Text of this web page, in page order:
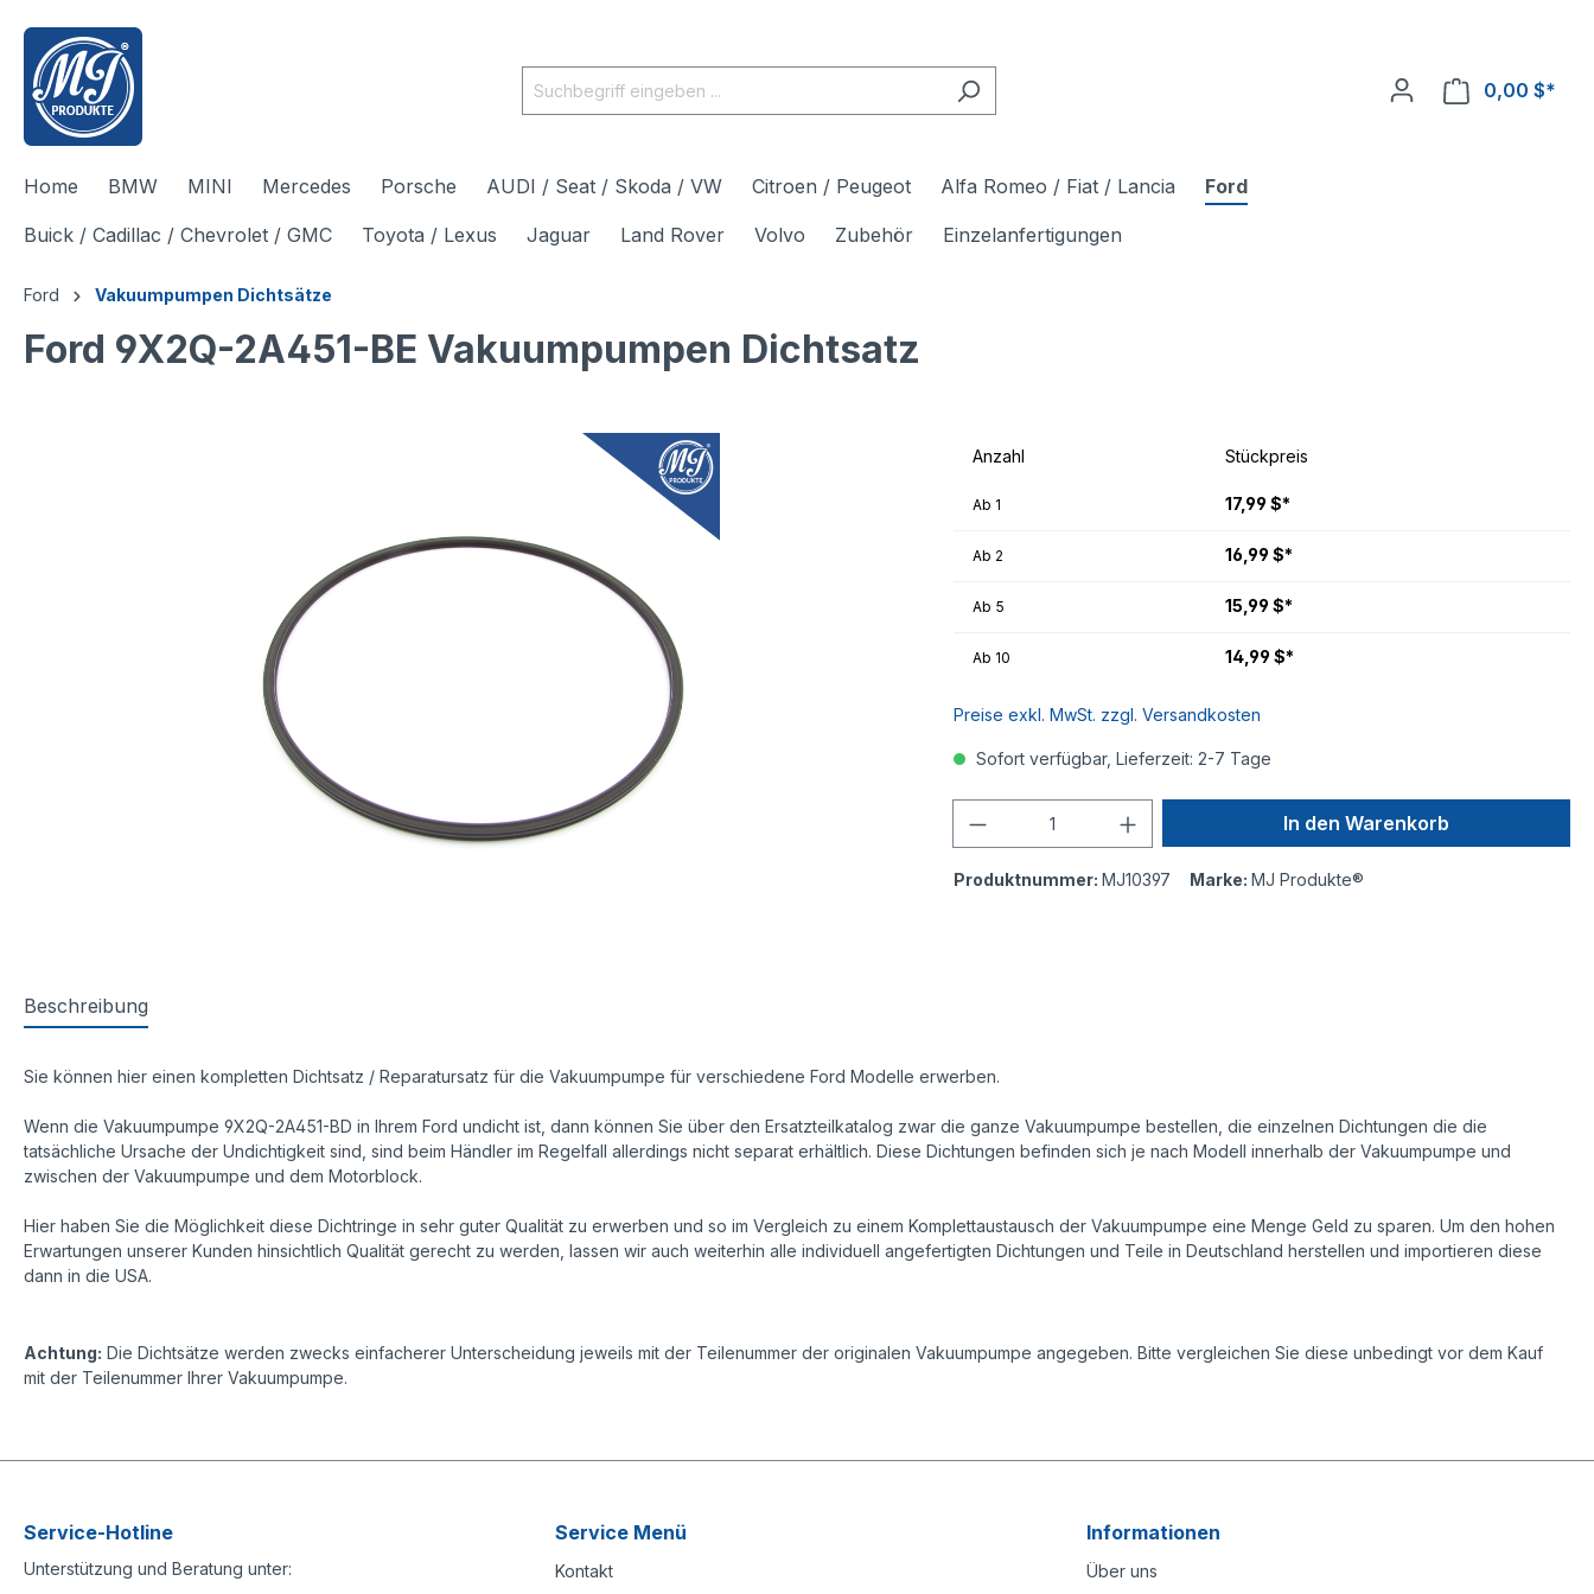
springen
0,00 $*
Home BMW MINI Mercedes Porsche AUDI / Seat / Skoda / VW Citroen / Peugeot Alfa Romeo / Fiat / Lancia Ford
Buick / Cadillac / Chevrolet / GMC Toyota / Lexus Jaguar Land Rover Volvo Zubehör Einzelanfertigungen
Ford Vakuumpumpen Dichtsätze
Ford 9X2Q-2A451-BE Vakuumpumpen Dichtsatz
Anzahl Stückpreis
Ab 1 17,99 $*
Ab 2 16,99 $*
Ab 5 15,99 $*
Ab 10 14,99 $*
Preise exkl. MwSt. zzgl. Versandkosten
Sofort verfügbar, Lieferzeit: 2-7 Tage
In den Warenkorb
Produktnummer: MJ10397 Marke: MJ Produkte®
Beschreibung
Sie können hier einen kompletten Dichtsatz / Reparatursatz für die Vakuumpumpe für verschiedene Ford Modelle erwerben.
Wenn die Vakuumpumpe 9X2Q-2A451-BD in Ihrem Ford undicht ist, dann können Sie über den Ersatzteilkatalog zwar die ganze Vakuumpumpe bestellen, die einzelnen Dichtungen die die
tatsächliche Ursache der Undichtigkeit sind, sind beim Händler im Regelfall allerdings nicht separat erhältlich. Diese Dichtungen befinden sich je nach Modell innerhalb der Vakuumpumpe und
zwischen der Vakuumpumpe und dem Motorblock.
Hier haben Sie die Möglichkeit diese Dichtringe in sehr guter Qualität zu erwerben und so im Vergleich zu einem Komplettaustausch der Vakuumpumpe eine Menge Geld zu sparen. Um den hohen
Erwartungen unserer Kunden hinsichtlich Qualität gerecht zu werden, lassen wir auch weiterhin alle individuell angefertigten Dichtungen und Teile in Deutschland herstellen und importieren diese
dann in die USA.
Achtung: Die Dichtsätze werden zwecks einfacherer Unterscheidung jeweils mit der Teilenummer der originalen Vakuumpumpe angegeben. Bitte vergleichen Sie diese unbedingt vor dem Kauf
mit der Teilenummer Ihrer Vakuumpumpe.
Service-Hotline
Unterstützung und Beratung unter:
Service Menü
Kontakt
Informationen
Über uns